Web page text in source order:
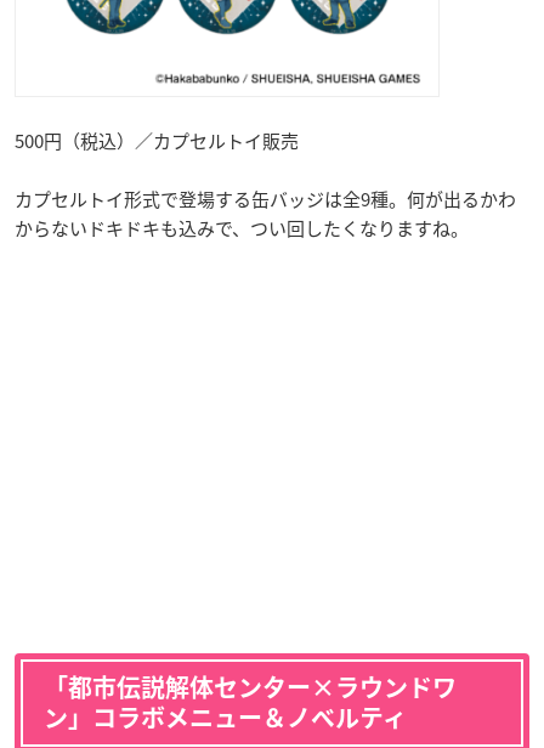
500円（税込）／カプセルトイ販売
カプセルトイ形式で登場する缶バッジは全9種。何が出るかわ
からないドキドキも込みで、つい回したくなりますね。
「都市伝説解体センター×ラウンドワ
ン」コラボメニュー＆ノベルティ